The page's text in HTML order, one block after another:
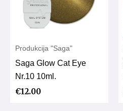
Produkcija "Saga"
Saga Glow Cat Eye
Nr.10 10ml.
€12.00